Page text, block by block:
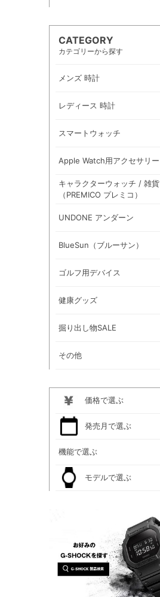
CATEGORY
カテゴリーから探す
メンズ 時計
レディース 時計
スマートウォッチ
Apple Watch用アクセサリー
キャラクターウォッチ / 雑貨
（PREMICO プレミコ）
UNDONE アンダーン
BlueSun（ブルーサン）
ゴルフ用デバイス
健康グッズ
掘り出し物SALE
その他
価格で選ぶ
発売月で選ぶ
機能で選ぶ
モデルで選ぶ